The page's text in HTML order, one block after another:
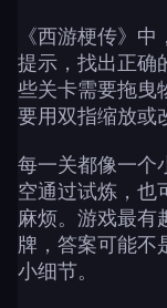
《西游梗传》
提示，找出正确
些关卡需要拖曳
要用双指缩放或
每一关都像一个
空通过试炼，也
麻烦。游戏最有
牌，答案可能不
小细节。